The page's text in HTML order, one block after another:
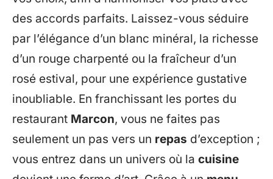
des accords parfaits. Laissez-vous séduire
par l’élégance d’un blanc minéral, la richesse
d’un rouge charpenté ou la fraîcheur d’un
rosé estival, pour une expérience gustative
inoubliable. En franchissant les portes du
restaurant Marcon, vous ne faites pas
seulement un pas vers un repas d’exception ;
vous entrez dans un univers où la cuisine